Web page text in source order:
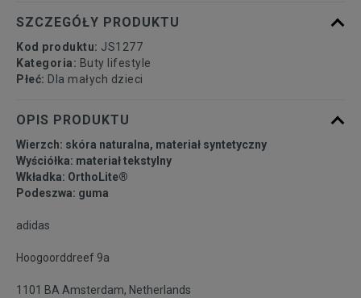
SZCZEGÓŁY PRODUKTU
Kod produktu: JS1277
Kategoria: Buty lifestyle
Płeć: Dla małych dzieci
OPIS PRODUKTU
Wierzch: skóra naturalna, materiał syntetyczny
Wyściółka: materiał tekstylny
Wkładka: OrthoLite®
Podeszwa: guma
adidas
Hoogoorddreef 9a
1101 BA Amsterdam, Netherlands